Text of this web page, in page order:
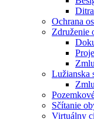
Ochrana
Združenie
Lužianska
Sčítanie
Virtuálny